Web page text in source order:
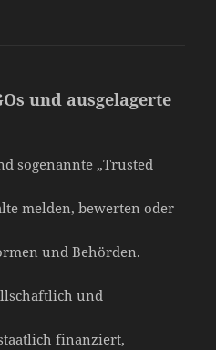
und ausgelagerte
sogenannte „Trusted
melden, bewerten oder
und Behörden.
und
finanziert,